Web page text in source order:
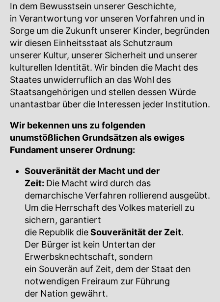
In dem Bewusstsein unserer Geschichte,
in Verantwortung vor unseren Vorfahren und in
Sorge um die Zukunft unserer Kinder, begründen
wir diesen Einheitsstaat als Schutzraum
unserer Kultur, unserer Sicherheit und unserer
kulturellen Identität. Wir binden die Macht des
Staates unwiderruflich an das Wohl des
Staatsangehörigen und stellen dessen Würde
unantastbar über die Interessen jeder Institution.
Wir bekennen uns zu folgenden
unumstößlichen Grundsätzen als ewiges
Fundament unserer Ordnung:
Souveränität der Macht und der
Zeit: Die Macht wird durch das
demarchische Verfahren rollierend ausgeübt.
Um die Herrschaft des Volkes materiell zu
sichern, garantiert
die Republik dieSouveränität der Zeit.
Der Bürger ist kein Untertan der
Erwerbsknechtschaft, sondern
ein Souverän auf Zeit, dem der Staat den
notwendigen Freiraum zur Führung
der Nation gewährt.